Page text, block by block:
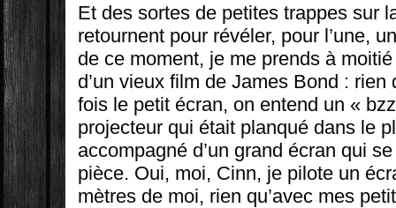
Et des sortes de petites trappes sur
retournent pour révéler, pour l’une,
de ce moment, je me prends à
d’un vieux film de James Bond : rien
fois le petit écran, on entend un «
projecteur qui était planqué dans le
accompagné d’un grand écran qui
pièce. Oui, moi, Cinn, je pilote un
mètres de moi, rien qu’avec mes